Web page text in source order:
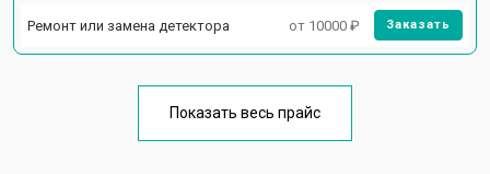
Ремонт или замена детектора от 10000 ₽ Заказать
Показать весь прайс